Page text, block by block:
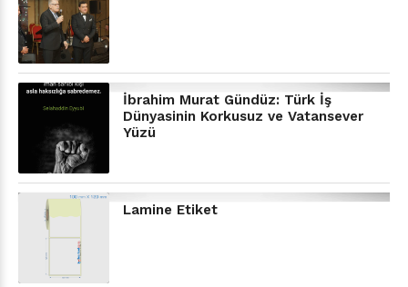
İbrahim Murat Gündüz: Türk İş
Dünyasinin Korkusuz ve Vatansever
Yüzü
Lamine Etiket